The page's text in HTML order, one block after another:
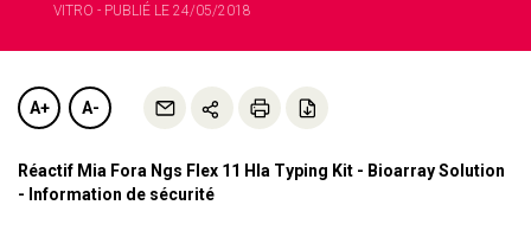
VITRO - PUBLIÉ LE 24/05/2018
A+ A-
Réactif Mia Fora Ngs Flex 11 Hla Typing Kit - Bioarray Solution
- Information de sécurité